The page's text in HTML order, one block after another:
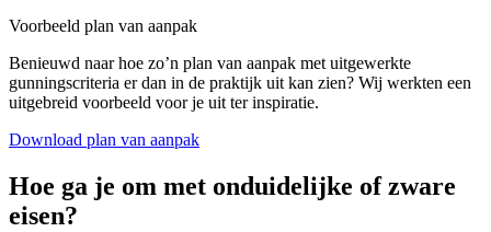
Voorbeeld plan van aanpak
Benieuwd naar hoe zo’n plan van aanpak met uitgewerkte
gunningscriteria er dan in de praktijk uit kan zien? Wij werkten een
uitgebreid voorbeeld voor je uit ter inspiratie.
Download plan van aanpak
Hoe ga je om met onduidelijke of zware
eisen?